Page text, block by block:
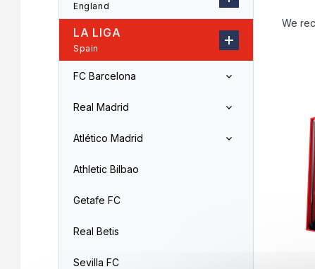
a
England
LA LIGA
Spain
FC Barcelona
Real Madrid
Atlético Madrid
Athletic Bilbao
Getafe FC
Real Betis
Sevilla FC
We